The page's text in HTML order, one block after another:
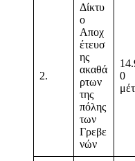
2.
Δίκτυ
ο
Αποχ
έτευσ
ης
ακαθά
ρτων
της
πόλης
των
Γρεβε
νών
0